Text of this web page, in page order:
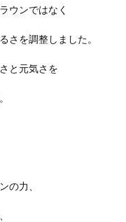
ウンではなく
さを調整しました。
と元気さを
の力、